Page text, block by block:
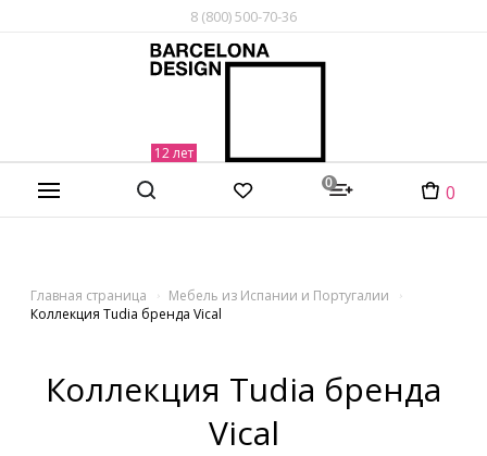
8 (800) 500-70-36
0 0
Главная страница
Мебель из Испании и Португалии
Коллекция Tudia бренда Vical
Коллекция Tudia бренда
Vical